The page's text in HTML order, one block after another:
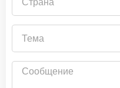
Сообщение